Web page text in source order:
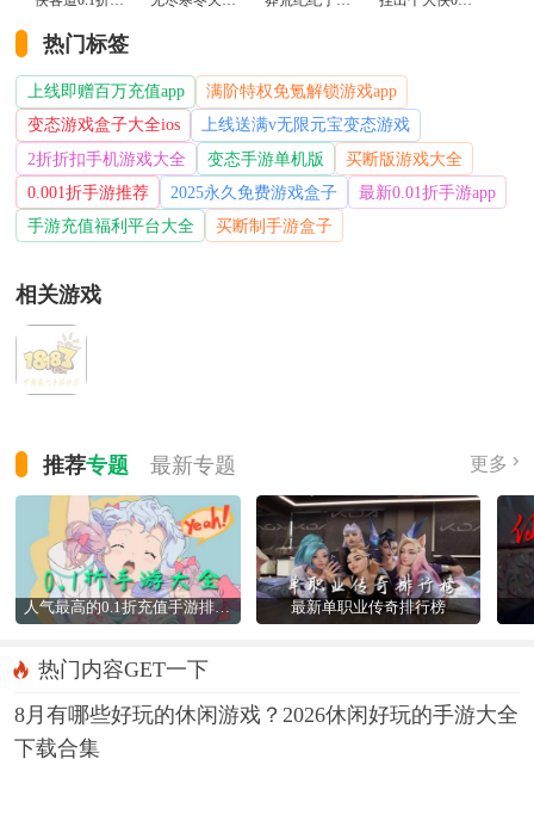
热门标签
上线即赠百万充值app
满阶特权免氪解锁游戏app
变态游戏盒子大全ios
上线送满v无限元宝变态游戏
2折折扣手机游戏大全
变态手游单机版
买断版游戏大全
0.001折手游推荐
2025永久免费游戏盒子
最新0.01折手游app
手游充值福利平台大全
买断制手游盒子
相关游戏
推荐专题 最新专题 更多
人气最高的0.1折充值手游排行榜 最新单职业传奇排行榜
热门内容GET一下
8月有哪些好玩的休闲游戏？2026休闲好玩的手游大全
下载合集